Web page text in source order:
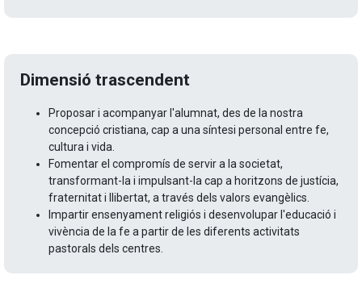
Dimensió trascendent
Proposar i acompanyar l'alumnat, des de la nostra
concepció cristiana, cap a una síntesi personal entre fe,
cultura i vida.
Fomentar el compromís de servir a la societat,
transformant-la i impulsant-la cap a horitzons de justícia,
fraternitat i llibertat, a través dels valors evangèlics.
Impartir ensenyament religiós i desenvolupar l'educació i
vivència de la fe a partir de les diferents activitats
pastorals dels centres.